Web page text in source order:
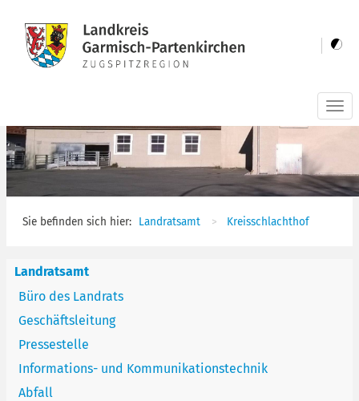
Sie befinden sich hier: Landratsamt Kreisschlachthof
Landratsamt
Büro des Landrats
Geschäftsleitung
Pressestelle
Informations- und Kommunikationstechnik
Abfall